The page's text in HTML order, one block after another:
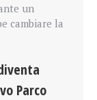
un
cambiare la
Parco